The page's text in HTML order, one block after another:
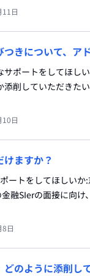
日
きについて、ア
ポートをしてほし
削していただきた
日
ますか？
ートをしてほしい
融SIerの面接に向
日
のように添削し